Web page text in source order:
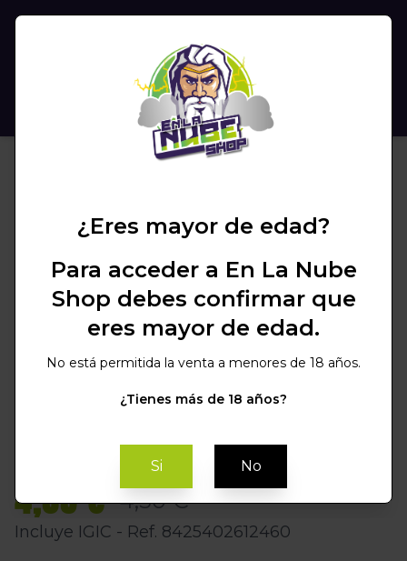
4,05 € 4,50 €
Incluye IGIC - Ref. 8425402612460
¿Eres mayor de edad?
Para acceder a En La Nube
Shop debes confirmar que
eres mayor de edad.
No está permitida la venta a menores de 18 años.
¿Tienes más de 18 años?
Si No